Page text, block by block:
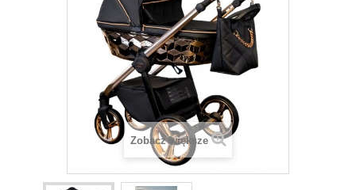
Zobacz większe